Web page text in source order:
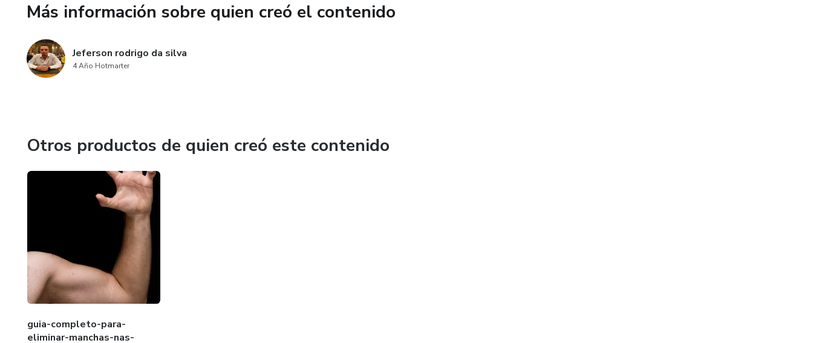
Más información sobre quien creó el contenido
Jeferson rodrigo da silva
4 Año Hotmarter
Otros productos de quien creó este contenido
guia-completo-para-
eliminar-manchas-nas-